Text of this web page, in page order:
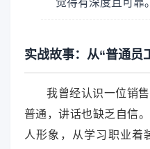
觉得有深度且可靠。
实战故事：从“普通员
我曾经认识一位销
普通，讲话也缺乏自信
人形象，从学习职业着